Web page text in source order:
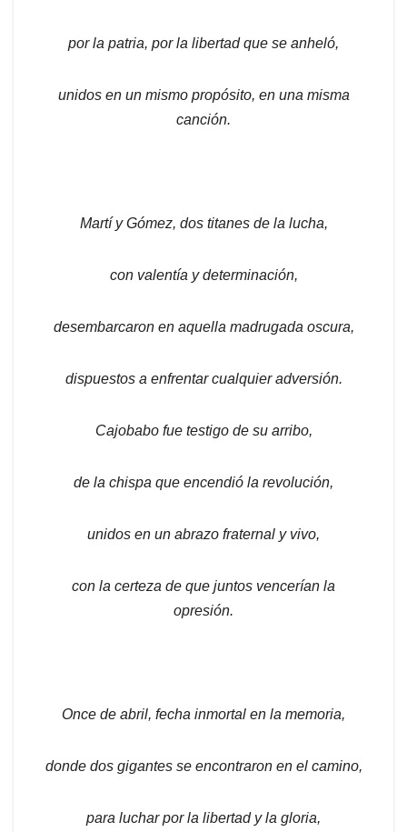
por la patria, por la libertad que se anheló,
unidos en un mismo propósito, en una misma
canción.
Martí y Gómez, dos titanes de la lucha,
con valentía y determinación,
desembarcaron en aquella madrugada oscura,
dispuestos a enfrentar cualquier adversión.
Cajobabo fue testigo de su arribo,
de la chispa que encendió la revolución,
unidos en un abrazo fraternal y vivo,
con la certeza de que juntos vencerían la
opresión.
Once de abril, fecha inmortal en la memoria,
donde dos gigantes se encontraron en el camino,
para luchar por la libertad y la gloria,